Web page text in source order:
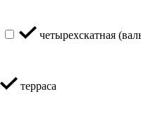
четырехскатная
терраса